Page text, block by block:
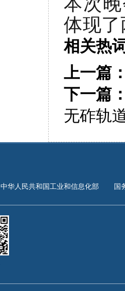
体现
相关热
上一篇
下一篇
无砟轨
中华人民共和国工业和信息化部 国